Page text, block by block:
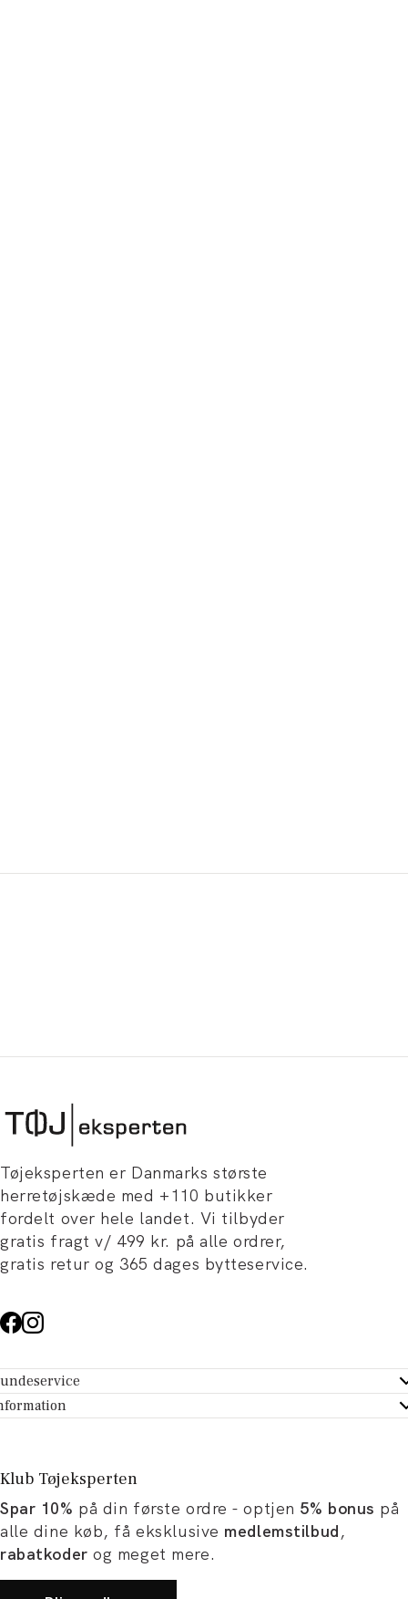
Tøjeksperten er Danmarks største
herretøjskæde med +110 butikker
fordelt over hele landet. Vi tilbyder
gratis fragt v/ 499 kr. på alle ordrer,
gratis retur og 365 dages bytteservice.
- Hjælpecenter
dit køb
Tøjeksperten
og artikler
og karriere
Klub Tøjeksperten
Spar 10% på din første ordre - optjen 5% bonus på
alle dine køb, få eksklusive medlemstilbud,
rabatkoder og meget mere.